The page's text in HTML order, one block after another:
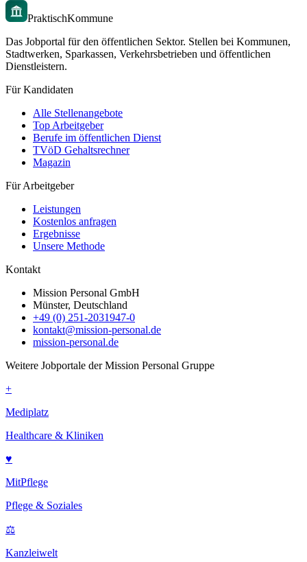
PraktischKommune
Das Jobportal für den öffentlichen Sektor. Stellen bei Kommunen,
Stadtwerken, Sparkassen, Verkehrsbetrieben und öffentlichen
Dienstleistern.
Für Kandidaten
Alle Stellenangebote
Top Arbeitgeber
Berufe im öffentlichen Dienst
TVöD Gehaltsrechner
Magazin
Für Arbeitgeber
Leistungen
Kostenlos anfragen
Ergebnisse
Unsere Methode
Kontakt
Mission Personal GmbH
Münster, Deutschland
+49 (0) 251-2031947-0
kontakt@mission-personal.de
mission-personal.de
Weitere Jobportale der Mission Personal Gruppe
+
Mediplatz
Healthcare & Kliniken
♥
MitPflege
Pflege & Soziales
⚖
Kanzleiwelt